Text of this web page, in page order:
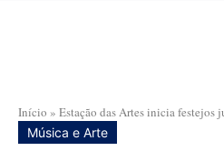
Início » Estação das Artes inicia festejos
Música e Arte